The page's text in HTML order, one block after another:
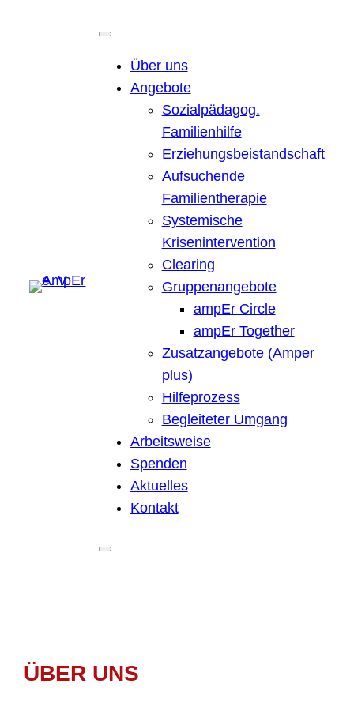
Über uns
Angebote
Sozialpädagog.
Familienhilfe
Erziehungsbeistandschaft
Aufsuchende
Familientherapie
Systemische
Krisenintervention
Clearing
Gruppenangebote
ampEr Circle
ampEr Together
Zusatzangebote (Amper
plus)
Hilfeprozess
Begleiteter Umgang
Arbeitsweise
Spenden
Aktuelles
Kontakt
ÜBER UNS